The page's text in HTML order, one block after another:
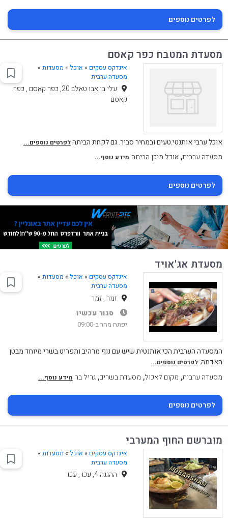
לפרטים נוספים
מסעדת המטבח כפר קאסם
אינדקס עסקים » אוכל» מסעדות»
מסעדה ערבית
עלי בן אבו טאלב 20, כפר קאסם , כפר
קאסם
אוכל ערבי אותנטי.טעים ובמחיר סביר. גם לקחת הביתהלפרטים נוספים...
מסעדה ערבית,אוכל מוכן הביתה מידע נוסף...
לפרטים נוספים
מסעדת אג'אויד
אינדקס עסקים » אוכל» מסעדות»
מסעדה ערבית
זמר , זמר
סגור עכשיו
יפתח מחר ב-09:00
המסעדה הערבית הכי אותנטית שיש עם נוף מרהיב ותפריט בשרי מיוחד מבטן
האדמה.לפרטים נוספים...
מסעדה ערבית, מקום לאכול, מסעדת בשרים,גריל בר מידע נוסף...
לפרטים נוספים
מוברשם החוף המערבי
אינדקס עסקים » אוכל» מסעדות»
מסעדה ערבית
ההגנה 4, עכו , עכו